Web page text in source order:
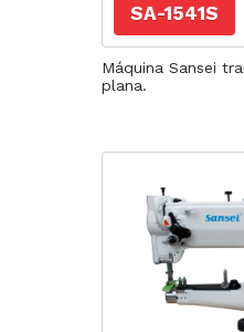
SA-1541S
Máquina Sansei
plana.